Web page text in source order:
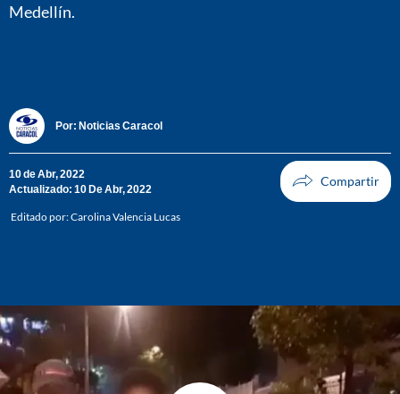
Medellín.
Por: Noticias Caracol
10 de Abr, 2022
Actualizado: 10 De Abr, 2022
Editado por:Carolina Valencia Lucas